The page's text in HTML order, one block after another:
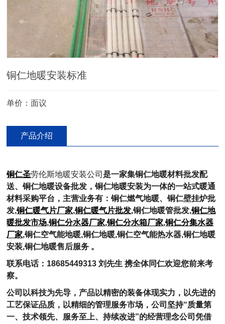
铜仁地暖安装标准
单价：面议
产品介绍
铜仁圣劳伦斯地暖安装公司是一家集铜仁地暖材料批发配
送、铜仁地暖设备批发，铜仁地暖安装为一体的一站式暖通
材料采购平台，主营业务有：铜仁燃气地暖、铜仁壁挂炉批
发,铜仁暖气片厂家,铜仁暖气片批发,铜仁地暖管批发,铜仁地
暖批发市场,铜仁分水器厂家,铜仁分水箱厂家,铜仁分集水器
厂家,铜仁空气能地暖,铜仁地暖,铜仁空气能热水器,铜仁地暖
安装,铜仁地暖售后服务 。
联系电话： 18685449313刘先生 携全体同仁欢迎您前来考
察。
公司以科技为先导，产品以精密的装备体现实力，以先进的
工艺保证品质，以精细的管理服务市场，公司坚持“质量第
一、技术领先、服务至上、持续改进”的经营理念公司凭借